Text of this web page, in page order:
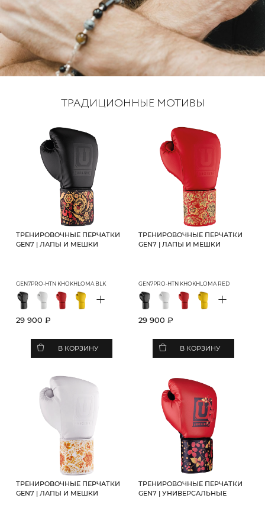
ТРАДИЦИОННЫЕ МОТИВЫ
ТРЕНИРОВОЧНЫЕ ПЕРЧАТКИ
GEN7 | ЛАПЫ И МЕШКИ
GEN7PRO-HTN KHOKHLOMA BLK
+
29 900 ₽
В КОРЗИНУ
ТРЕНИРОВОЧНЫЕ ПЕРЧАТКИ
GEN7 | ЛАПЫ И МЕШКИ
GEN7PRO-HTN KHOKHLOMA RED
+
29 900 ₽
В КОРЗИНУ
ТРЕНИРОВОЧНЫЕ ПЕРЧАТКИ
GEN7 | ЛАПЫ И МЕШКИ
ТРЕНИРОВОЧНЫЕ ПЕРЧАТКИ
GEN7 | УНИВЕРСАЛЬНЫЕ